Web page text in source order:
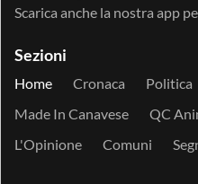
Scarica anche la nostra app
Sezioni
Home Cronaca Politica
Made In Canavese
QC
L'Opinione
Comuni